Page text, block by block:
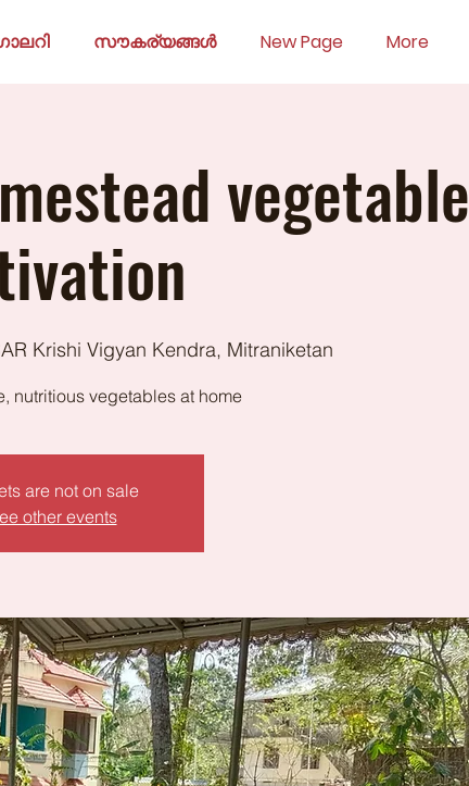
സൗകര്യങ്ങൾ New Page More
vegetable
Krishi Vigyan Kendra, Mitraniketan
nutritious vegetables at home
are not on sale
other events